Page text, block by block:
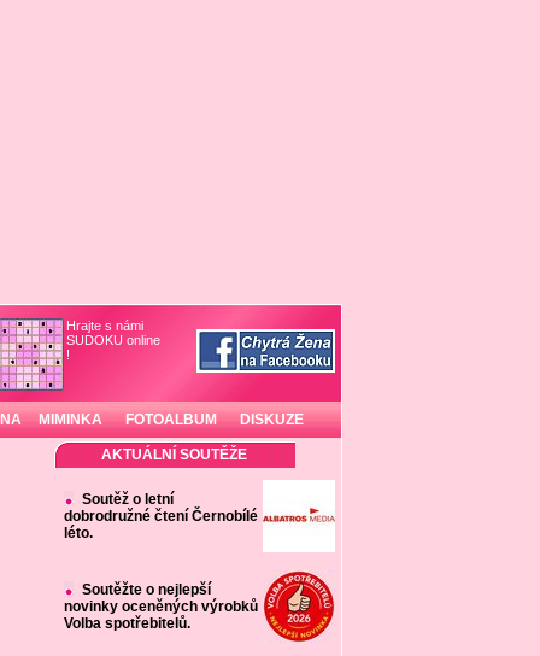
Hrajte s námi
SUDOKU online
!
MIMINKA FOTOALBUM DISKUZE
AKTUÁLNÍ SOUTĚŽE
Soutěž o letní
dobrodružné čtení Černobílé
léto.
Soutěžte o nejlepší
novinky oceněných výrobků
Volba spotřebitelů.